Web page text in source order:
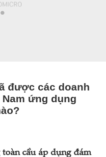
được các doanh
ứng dụng
cầu áp dụng đám